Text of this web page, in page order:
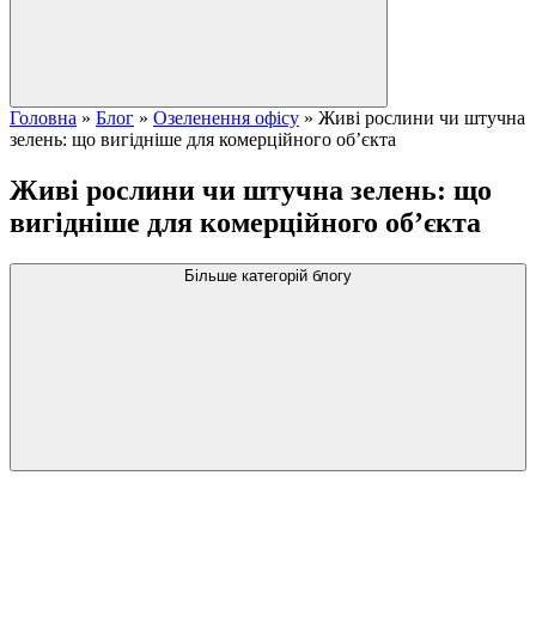
Головна » Блог » Озеленення офісу » Живі рослини чи штучна
зелень: що вигідніше для комерційного об’єкта
Живі рослини чи штучна зелень: що
вигідніше для комерційного об’єкта
Більше категорій блогу